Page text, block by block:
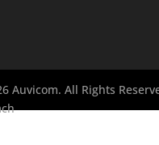
Auvicom. All Rights